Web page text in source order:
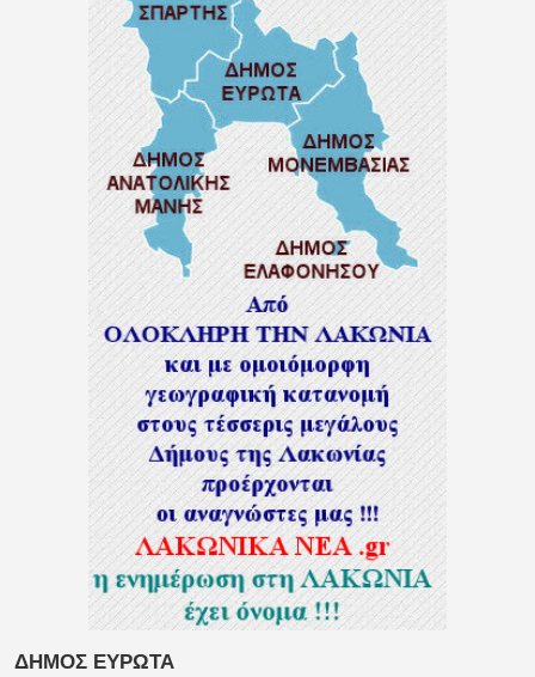
ΔΗΜΟΣ ΕΥΡΩΤΑ